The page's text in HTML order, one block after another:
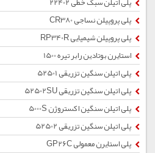
پلی پروپیلن نساجی CR380
پلی پروپیلن شیمیایی RP340R
استایرن بوتادین رابر تیره 1500
پلی اتیلن سنگین تزریقی 52501
پلی اتیلن سنگین تزریقی 52502SU
پلی اتیلن سنگین اکستروژن 5000S
پلی اتیلن سنگین تزریقی 52502
پلی استایرن معمولی GP26C